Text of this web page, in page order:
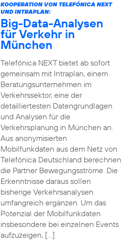
KOOPERATION VON TELEFÓNICA NEXT
UND INTRAPLAN:
Big-Data-Analysen
für Verkehr in
München
Telefónica NEXT bietet ab sofort
gemeinsam mit Intraplan, einem
Beratungsunternehmen im
Verkehrssektor, eine der
detailliertesten Datengrundlagen
und Analysen für die
Verkehrsplanung in München an.
Aus anonymisierten
Mobilfunkdaten aus dem Netz von
Telefónica Deutschland berechnen
die Partner Bewegungsströme. Die
Erkenntnisse daraus sollen
bisherige Verkehrsanalysen
umfangreich ergänzen. Um das
Potenzial der Mobilfunkdaten
insbesondere bei einzelnen Events
aufzuzeigen, […]